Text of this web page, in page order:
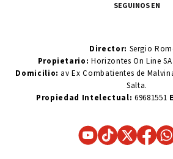
SEGUINOS EN
Director: Sergio
Propietario:Horizontes On Line
Domicilio: av Ex Combatientes de
Salta.
Propiedad Intelectual: 69681551